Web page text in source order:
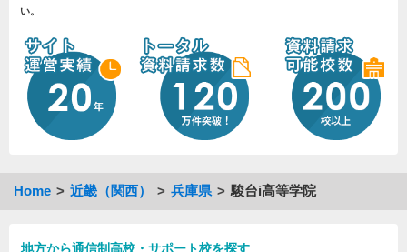
い。
Home 近畿（関西） 兵庫県 駿台i高等学院
地方から通信制高校・サポート校を探す